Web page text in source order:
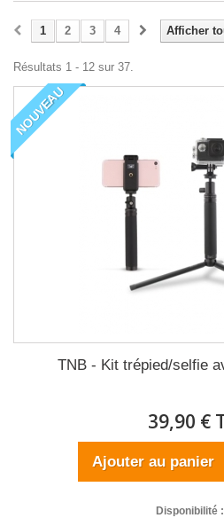
Afficher
1 2 3 4
Résultats 1 - 12 sur 37.
NOUVEAU
TNB - Kit trépied/selfie
39,90 €
Ajouter au panier
Disponibilité :